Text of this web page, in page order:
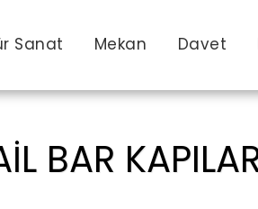
Sanat Mekan Davet
BAR